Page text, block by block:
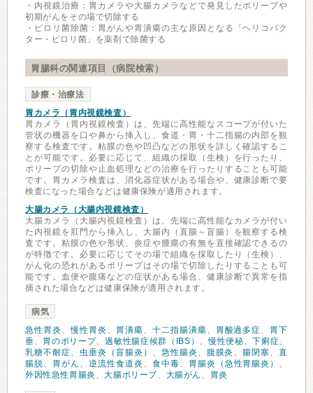
・内視鏡治療：胃カメラや大腸カメラなどで発見したポリープや
初期がんをその場で切除する
・ピロリ菌除菌：胃がんや胃潰瘍の主な原因となる「ヘリコバク
ター・ピロリ菌」を薬剤で除菌する
胃腸科の関連項目（病院検索）
診療・治療法
胃カメラ（胃内視鏡検査）
胃カメラ（胃内視鏡検査）は、先端に高性能なスコープが付いた
管状の機器を口や鼻から挿入し、食道・胃・十二指腸の内部を観
察する検査です。粘膜の色や凹凸などの形状を詳しく確認するこ
とが可能です。必要に応じて、組織の採取（生検）を行ったり、
ポリープの切除や止血処理などの治療を行ったりすることも可能
です。胃カメラ検査は、消化器症状がある場合や、健康診断で要
検査になった場合などは健康保険が適用されます。
大腸カメラ（大腸内視鏡検査）
大腸カメラ（大腸内視鏡検査）は、先端に高性能なカメラが付い
た内視鏡を肛門から挿入し、大腸内（直腸～盲腸）を観察する検
査です。粘膜の色や形状、炎症や腫瘍の有無を直接確認できるの
が特徴です。必要に応じてその場で組織を採取したり（生検）、
がん化の恐れがあるポリープはその場で切除したりすることも可
能です。血便や腹痛などの症状がある場合、健康診断で異常を指
摘された場合などは健康保険が適用されます。
病気
急性胃炎 、慢性胃炎 、 胃潰瘍、 十二指腸潰瘍、 胃酸過多症、 胃下
垂、 胃のポリープ、過敏性腸症候群（IBS） 、慢性便秘、下痢症、
乳糖不耐症、 虫垂炎（盲腸炎） 、 急性腸炎 、 腹膜炎 、 腸閉塞、直
腸脱、 胃がん 、 逆流性食道炎 、 食中毒、 胃腸炎（急性胃腸炎） 、
外因性急性胃腸炎 、大腸ポリープ、 大腸がん 、 胃炎